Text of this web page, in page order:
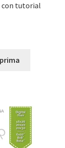
con tutorial